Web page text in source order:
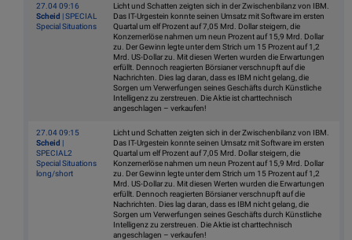
27.04 09:16
Scheid | SPECIAL
Special Situations
Licht und Schatten zeigten sich in der Zwischenbilanz von IBM.
Das IT-Urgestein konnte seinen Umsatz mit Software im ersten
Quartal um elf Prozent auf 7,05 Mrd. Dollar steigern, die
Konzernerlöse nahmen um neun Prozent auf 15,9 Mrd. Dollar
zu. Der Gewinn legte unter dem Strich um 15 Prozent auf 1,2
Mrd. US-Dollar zu. Mit diesen Werten wurden die Erwartungen
erfüllt. Dennoch reagierten Börsianer verschnupft auf die
Nachrichten. Dies lag daran, dass es IBM nicht gelang, die
Sorgen um Verwerfungen seines Geschäfts durch Künstliche
Intelligenz zu zerstreuen. Die Aktie ist charttechnisch
angeschlagen – verkaufen!
27.04 09:15
Scheid |
SPECIAL2
Special Situations
long/short
Licht und Schatten zeigten sich in der Zwischenbilanz von IBM.
Das IT-Urgestein konnte seinen Umsatz mit Software im ersten
Quartal um elf Prozent auf 7,05 Mrd. Dollar steigern, die
Konzernerlöse nahmen um neun Prozent auf 15,9 Mrd. Dollar
zu. Der Gewinn legte unter dem Strich um 15 Prozent auf 1,2
Mrd. US-Dollar zu. Mit diesen Werten wurden die Erwartungen
erfüllt. Dennoch reagierten Börsianer verschnupft auf die
Nachrichten. Dies lag daran, dass es IBM nicht gelang, die
Sorgen um Verwerfungen seines Geschäfts durch Künstliche
Intelligenz zu zerstreuen. Die Aktie ist charttechnisch
angeschlagen – verkaufen!